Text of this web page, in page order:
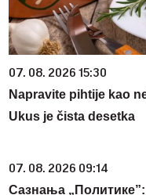
07. 08. 2026 15:30
Napravite pihtije kao
Ukus je čista desetka
07. 08. 2026 09:14
Сазнања